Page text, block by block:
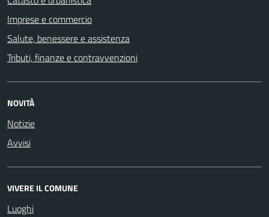
Imprese e commercio
Salute, benessere e assistenza
Tributi, finanze e contravvenzioni
NOVITÀ
Notizie
Avvisi
VIVERE IL COMUNE
Luoghi